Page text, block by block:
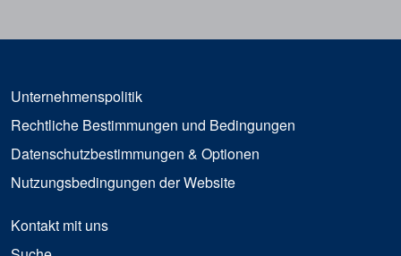
Unternehmenspolitik
Rechtliche Bestimmungen und Bedingungen
Datenschutzbestimmungen & Optionen
Nutzungsbedingungen der Website
Kontakt mit uns